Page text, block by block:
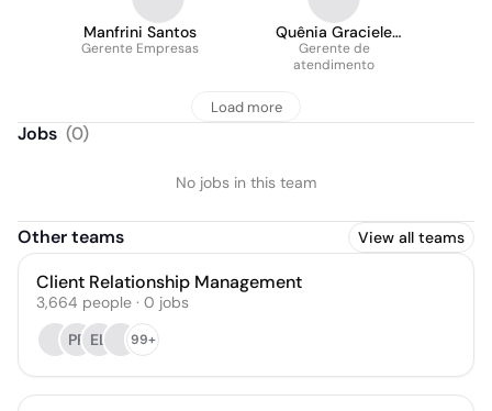
Manfrini Santos
Gerente Empresas
Quênia Graciele
Bispo
Gerente de
atendimento
Load more
Jobs (0)
No jobs in this team
Other teams View all teams
Client Relationship Management
3,664 people · 0 jobs
PP EL 99+